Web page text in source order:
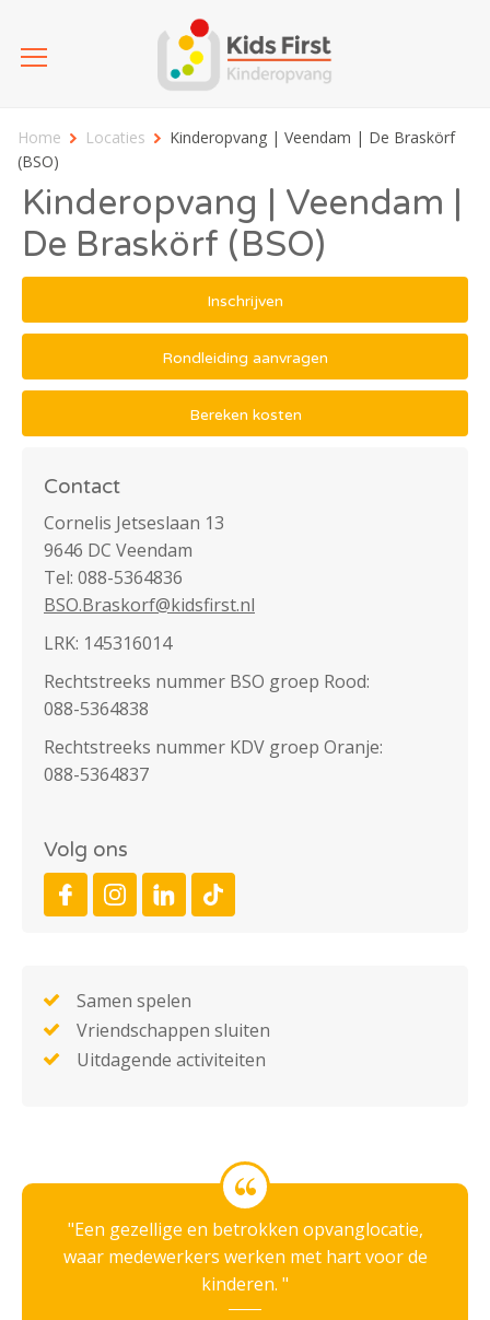
Home Locaties
Kinderopvang | Veendam | De Braskörf
(BSO)
Kinderopvang | Veendam |
De Braskörf (BSO)
Inschrijven
Rondleiding aanvragen
Bereken kosten
Contact
Cornelis Jetseslaan 13
9646 DC Veendam
Tel: 088-5364836
BSO.Braskorf@kidsfirst.nl
LRK: 145316014
Rechtstreeks nummer BSO groep Rood:
088-5364838
Rechtstreeks nummer KDV groep Oranje:
088-5364837
Volg ons
Samen spelen
Vriendschappen sluiten
Uitdagende activiteiten
Een gezellige en betrokken opvanglocatie,
waar medewerkers werken met hart voor de
kinderen.